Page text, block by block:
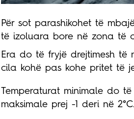
Për sot parashikohet të
të izoluara bore në zona të
Era do të fryjë drejtimesh të
cila kohë pas kohe pritet të
Temperaturat minimale do
maksimale prej -1 deri në 2°C.